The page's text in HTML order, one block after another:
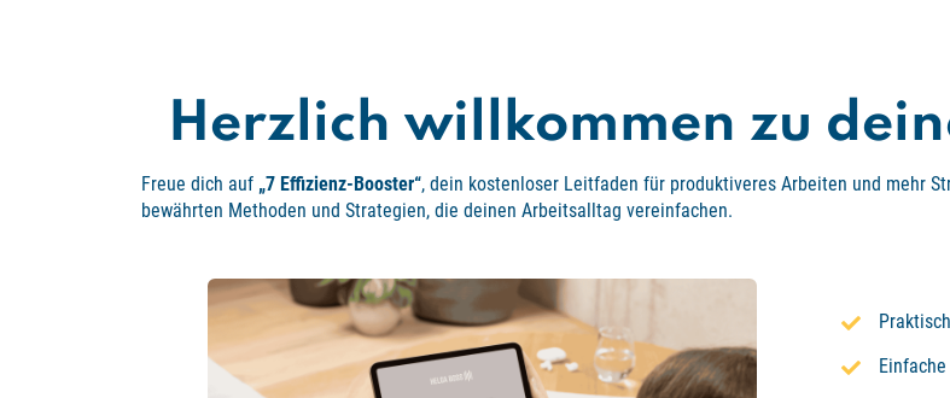
Herzlich willkommen zu
Freue dich auf „7 Effizienz-Booster“, dein kostenloser Leitfaden für produktiveres Arbeiten und mehr
bewährten Methoden und Strategien, die deinen Arbeitsalltag vereinfachen.